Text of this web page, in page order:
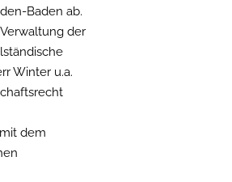
Baden ab.
der
Winter u.a.
dem